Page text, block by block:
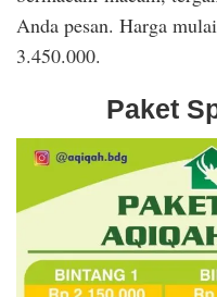
Anda pesan. Harga
3.450.000.
Paket